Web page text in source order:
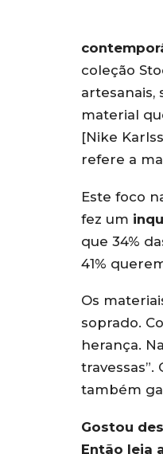
coleção
artesanais,
material
[Nike
refere a
Este foco
fez um
que 34%
41%
Os
soprado.
herança.
também
Gostou
Então leia